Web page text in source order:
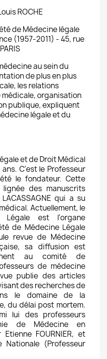
ROCHE
de Médecine légale
(1957-2011) - 45, rue
au sein du
de plus en plus
les relations
organisation
publique, expliquent
légale et du
et de Droit Médical
C'est le Professeur
le fondateur. Cette
des manuscrits
qui a su
Actuellement, le
Légale est l'organe
de Médecine Légale
revue de Médecine
sa diffusion est
au comité de
de médecine
publie des articles
des recherches de
le domaine de la
du délai post mortem.
lui des professeurs
de Médecine en
FOURNIER, et
Nationale (Professeur